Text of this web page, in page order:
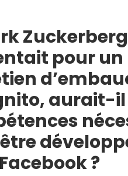
pour un
aurait-il
?